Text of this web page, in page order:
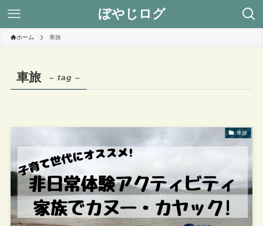
ぼやじログ
ホーム 車旅
車旅 – tag –
車旅